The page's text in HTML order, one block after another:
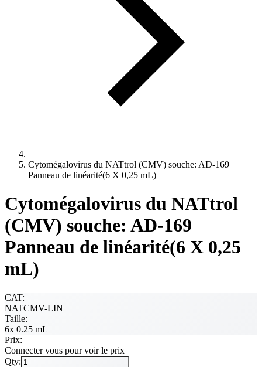
Cytomégalovirus du NATtrol (CMV) souche: AD-169
Panneau de linéarité(6 X 0,25 mL)
Cytomégalovirus du NATtrol
(CMV) souche: AD-169
Panneau de linéarité(6 X 0,25
mL)
CAT:
NATCMV-LIN
Taille:
6x 0.25 mL
Prix:
Connecter vous pour voir le prix
Qty: